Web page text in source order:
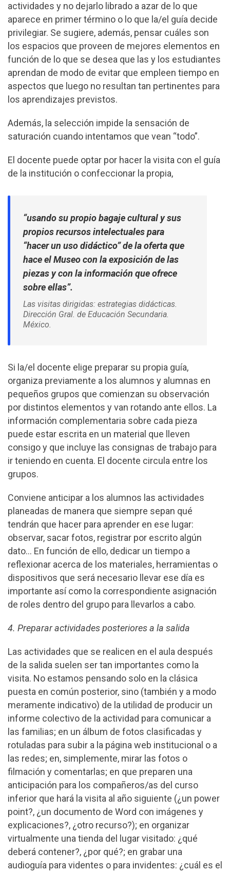
actividades y no dejarlo librado a azar de lo que
aparece en primer término o lo que la/el guía decide
privilegiar. Se sugiere, además, pensar cuáles son
los espacios que proveen de mejores elementos en
función de lo que se desea que las y los estudiantes
aprendan de modo de evitar que empleen tiempo en
aspectos que luego no resultan tan pertinentes para
los aprendizajes previstos.
Además, la selección impide la sensación de
saturación cuando intentamos que vean “todo”.
El docente puede optar por hacer la visita con el guía
de la institución o confeccionar la propia,
“usando su propio bagaje cultural y sus
propios recursos intelectuales para
“hacer un uso didáctico” de la oferta que
hace el Museo con la exposición de las
piezas y con la información que ofrece
sobre ellas”.
Las visitas dirigidas: estrategias didácticas.
Dirección Gral. de Educación Secundaria.
México.
Si la/el docente elige preparar su propia guía,
organiza previamente a los alumnos y alumnas en
pequeños grupos que comienzan su observación
por distintos elementos y van rotando ante ellos. La
información complementaria sobre cada pieza
puede estar escrita en un material que lleven
consigo y que incluye las consignas de trabajo para
ir teniendo en cuenta. El docente circula entre los
grupos.
Conviene anticipar a los alumnos las actividades
planeadas de manera que siempre sepan qué
tendrán que hacer para aprender en ese lugar:
observar, sacar fotos, registrar por escrito algún
dato… En función de ello, dedicar un tiempo a
reflexionar acerca de los materiales, herramientas o
dispositivos que será necesario llevar ese día es
importante así como la correspondiente asignación
de roles dentro del grupo para llevarlos a cabo.
4. Preparar actividades posteriores a la salida
Las actividades que se realicen en el aula después
de la salida suelen ser tan importantes como la
visita. No estamos pensando solo en la clásica
puesta en común posterior, sino (también y a modo
meramente indicativo) de la utilidad de producir un
informe colectivo de la actividad para comunicar a
las familias; en un álbum de fotos clasificadas y
rotuladas para subir a la página web institucional o a
las redes; en, simplemente, mirar las fotos o
filmación y comentarlas; en que preparen una
anticipación para los compañeros/as del curso
inferior que hará la visita al año siguiente (¿un power
point?, ¿un documento de Word con imágenes y
explicaciones?, ¿otro recurso?); en organizar
virtualmente una tienda del lugar visitado: ¿qué
deberá contener?, ¿por qué?; en grabar una
audioguía para videntes o para invidentes: ¿cuál es el